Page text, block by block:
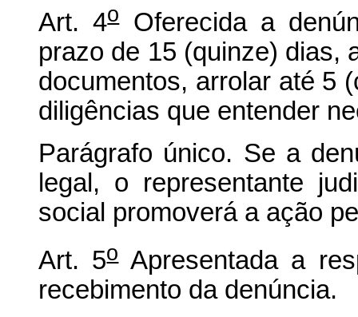
Art. 4oOferecida a
prazo de 15 (quinze) dias,
documentos, arrolar até 5
diligências que entender
Parágrafo único. Se a
legal, o representante
social promoverá a ação
Art. 5oApresentada a
recebimento da denúncia.